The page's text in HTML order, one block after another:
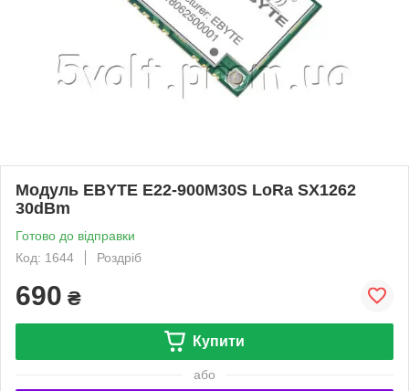
Модуль EBYTE E22-900M30S LoRa SX1262
30dBm
Готово до відправки
Код: 1644
Роздріб
690 ₴
Купити
або